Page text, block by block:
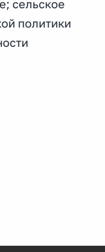
сельское
политики